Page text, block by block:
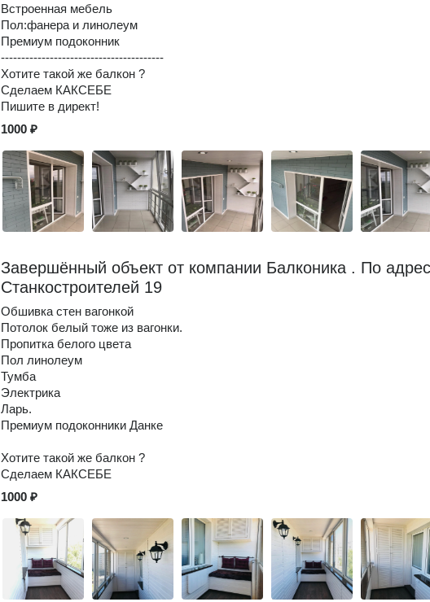
Встроенная мебель
Пол:фанера и линолеум
Премиум подоконник
----------------------------------------
Хотите такой же балкон ?
Сделаем КАКСЕБЕ
Пишите в директ!
1000 ₽
Завершённый объект от компании Балконика . По
Станкостроителей 19
Обшивка стен вагонкой
Потолок белый тоже из вагонки.
Пропитка белого цвета
Пол линолеум
Тумба
Электрика
Ларь.
Премиум подоконники Данке
Хотите такой же балкон ?
Сделаем КАКСЕБЕ
1000 ₽